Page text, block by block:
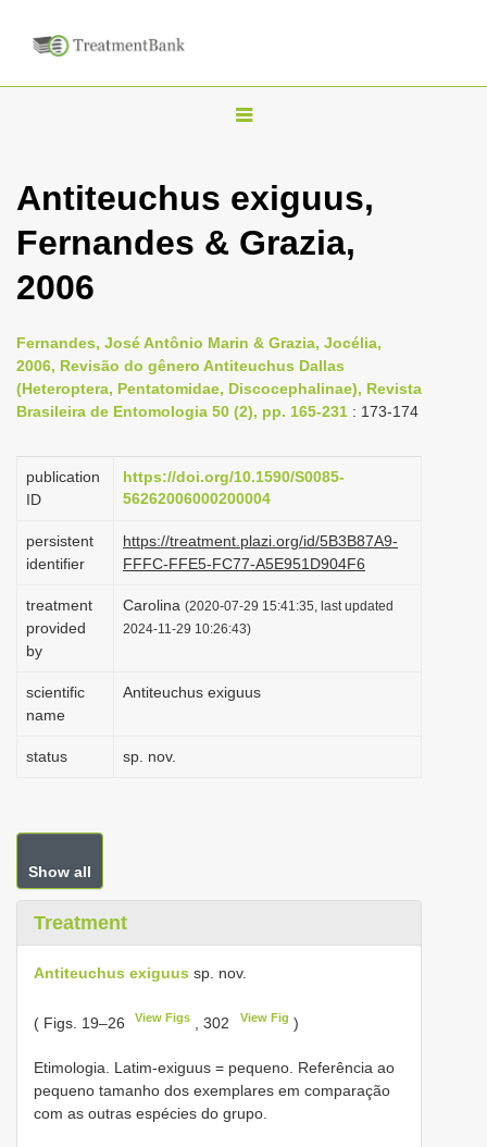
T
g
v
i
g
t
i
o
n
Antiteuchus exiguus,
Fernandes & Grazia,
2006
Fernandes, José Antônio Marin & Grazia, Jocélia,
2006, Revisão do gênero Antiteuchus Dallas
(Heteroptera, Pentatomidae, Discocephalinae), Revista
Brasileira de Entomologia 50 (2), pp. 165-231 : 173-174
publication
ID
https://doi.org/10.1590/S0085-
56262006000200004
persistent
identifier
https://treatment.plazi.org/id/5B3B87A9-
FFFC-FFE5-FC77-A5E951D904F6
treatment
provided
by
Carolina (2020-07-29 15:41:35, last updated
2024-11-29 10:26:43)
scientific
name
Antiteuchus exiguus
status sp. nov.
Show all
Treatment
Antiteuchus exiguus sp. nov.
( Figs. 19–26 View Figs , 302 View Fig )
Etimologia. Latim-exiguus = pequeno. Referência ao
pequeno tamanho dos exemplares em comparação
com as outras espécies do grupo.